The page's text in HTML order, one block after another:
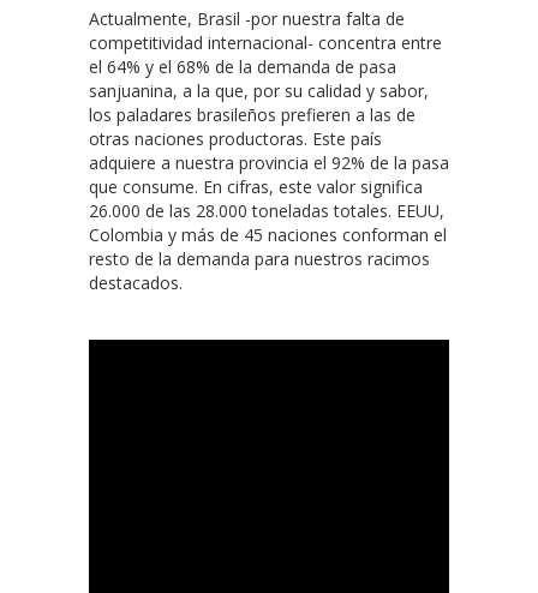
Actualmente, Brasil -por nuestra falta de
competitividad internacional- concentra entre
el 64% y el 68% de la demanda de pasa
sanjuanina, a la que, por su calidad y sabor,
los paladares brasileños prefieren a las de
otras naciones productoras. Este país
adquiere a nuestra provincia el 92% de la pasa
que consume. En cifras, este valor significa
26.000 de las 28.000 toneladas totales. EEUU,
Colombia y más de 45 naciones conforman el
resto de la demanda para nuestros racimos
destacados.